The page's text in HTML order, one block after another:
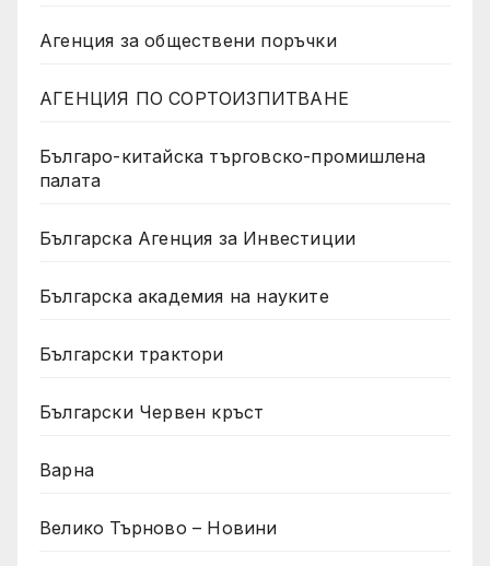
Агенция за обществени поръчки
АГЕНЦИЯ ПО СОРТОИЗПИТВАНЕ
Българо-китайска търговско-промишлена
палата
Българска Агенция за Инвестиции
Българска академия на науките
Български трактори
Български Червен кръст
Варна
Велико Търново – Новини